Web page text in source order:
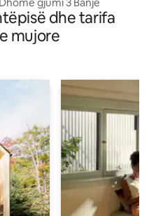
dhe tarifa
mujore